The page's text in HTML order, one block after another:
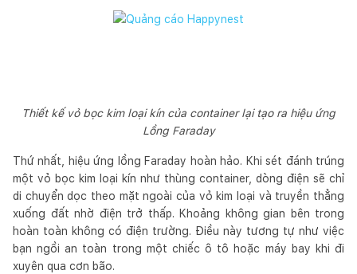
Thiết kế vỏ bọc kim loại kín của container lại tạo ra hiệu ứng
Lồng Faraday
Thứ nhất, hiệu ứng lồng Faraday hoàn hảo. Khi sét đánh trúng
một vỏ bọc kim loại kín như thùng container, dòng điện sẽ chỉ
di chuyển dọc theo mặt ngoài của vỏ kim loại và truyền thẳng
xuống đất nhờ điện trở thấp. Khoảng không gian bên trong
hoàn toàn không có điện trường. Điều này tương tự như việc
bạn ngồi an toàn trong một chiếc ô tô hoặc máy bay khi đi
xuyên qua cơn bão.